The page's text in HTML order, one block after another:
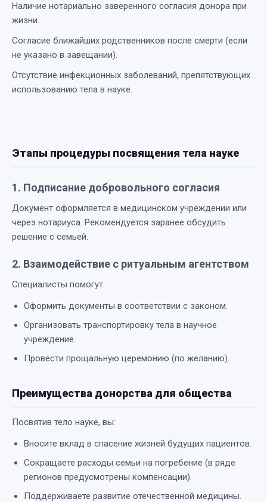
Наличие нотариально заверенного согласия донора при
жизни.
Согласие ближайших родственников после смерти (если
не указано в завещании).
Отсутствие инфекционных заболеваний, препятствующих
использованию тела в науке.
Этапы процедуры посвящения тела науке
1. Подписание добровольного согласия
Документ оформляется в медицинском учреждении или
через нотариуса. Рекомендуется заранее обсудить
решение с семьей.
2. Взаимодействие с ритуальным агентством
Специалисты помогут:
Оформить документы в соответствии с законом.
Организовать транспортировку тела в научное
учреждение.
Провести прощальную церемонию (по желанию).
Преимущества донорства для общества
Посвятив тело науке, вы:
Вносите вклад в спасение жизней будущих пациентов.
Сокращаете расходы семьи на погребение (в ряде
регионов предусмотрены компенсации).
Поддерживаете развитие отечественной медицины.